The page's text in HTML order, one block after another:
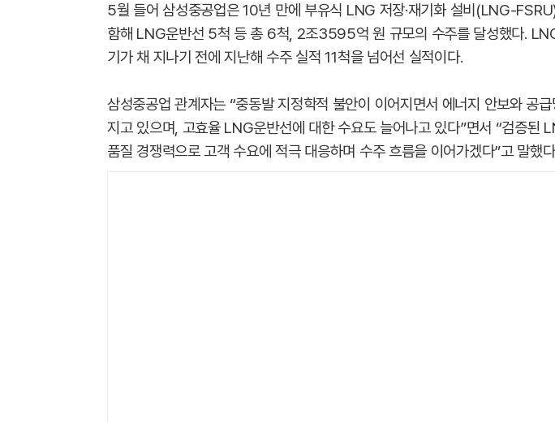
5월 들어 삼성중공업은 10년 만에 부유식 LNG 저장·재기화 설비(LNG-
함해 LNG운반선 5척 등 총 6척, 2조3595억 원 규모의 수주를 달성했다.
기가 채 지나기 전에 지난해 수주 실적 11척을 넘어선 실적이다.
삼성중공업 관계자는 “중동발 지정학적 불안이 이어지면서 에너지 안보와 공
지고 있으며, 고효율 LNG운반선에 대한 수요도 늘어나고 있다”면서 “검증된
품질 경쟁력으로 고객 수요에 적극 대응하며 수주 흐름을 이어가겠다”고 말했